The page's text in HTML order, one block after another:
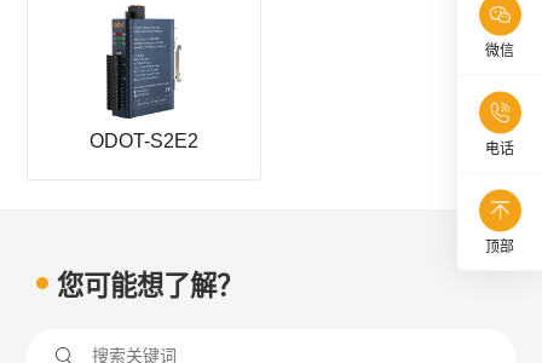
微信
电话
顶部
ODOT-S2E2
您可能想了解？
